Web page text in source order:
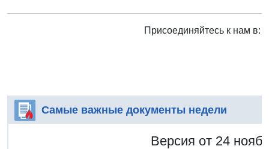
Присоединяйтесь к нам в:
Самые важные документы недели
Версия от 24